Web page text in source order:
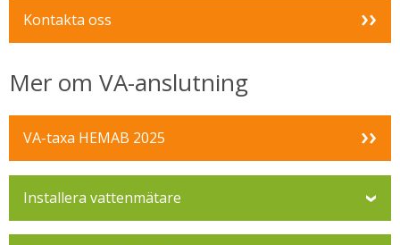
nytt fönster.
Kontakta oss
Mer om VA-anslutning
VA-taxa HEMAB 2025
Installera vattenmätare